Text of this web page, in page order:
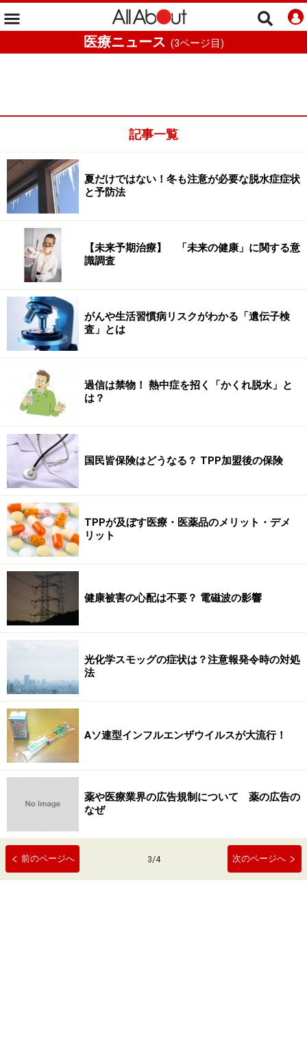
医療ニュース (3ページ目)
記事一覧
夏だけではない！冬も注意が必要な脱水症症状
と予防法
【未来予期治療】 「未来の健康」に関する意
識調査
がんや生活習慣病リスクがわかる「遺伝子検
査」とは
過信は禁物！ 熱中症を招く「かくれ脱水」と
は？
国民皆保険はどうなる？ TPP加盟後の保険
TPPが及ぼす医療・医薬品のメリット・デメ
リット
健康被害の心配は不要？ 電磁波の影響
光化学スモッグの症状は？注意報発令時の対処
法
Aソ連型インフルエンザウイルスが大流行！
薬や医療業界の広告規制について 薬の広告の
なぜ
前のページへ 3/4 次のページへ